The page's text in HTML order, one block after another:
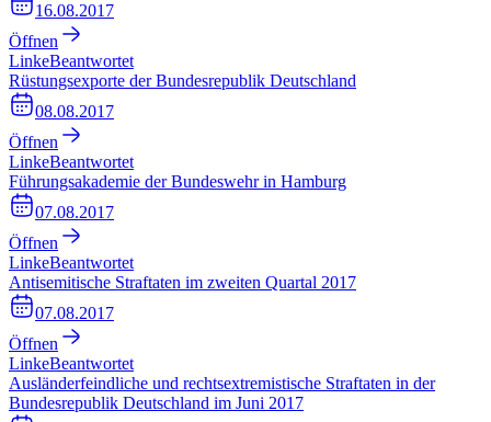
16.08.2017
Öffnen
LinkeBeantwortet
Rüstungsexporte der Bundesrepublik Deutschland
08.08.2017
Öffnen
LinkeBeantwortet
Führungsakademie der Bundeswehr in Hamburg
07.08.2017
Öffnen
LinkeBeantwortet
Antisemitische Straftaten im zweiten Quartal 2017
07.08.2017
Öffnen
LinkeBeantwortet
Ausländerfeindliche und rechtsextremistische Straftaten in der
Bundesrepublik Deutschland im Juni 2017